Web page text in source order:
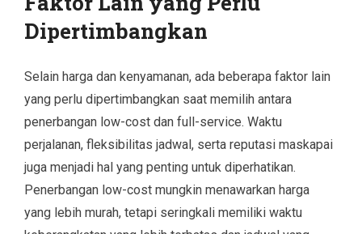
Dipertimbangkan
Selain harga dan kenyamanan, ada beberapa faktor lain
yang perlu dipertimbangkan saat memilih antara
penerbangan low-cost dan full-service. Waktu
perjalanan, fleksibilitas jadwal, serta reputasi maskapai
juga menjadi hal yang penting untuk diperhatikan.
Penerbangan low-cost mungkin menawarkan harga
yang lebih murah, tetapi seringkali memiliki waktu